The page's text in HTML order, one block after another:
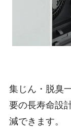
集じん・脱臭
要の長寿命設
減できます。